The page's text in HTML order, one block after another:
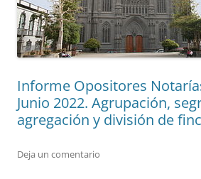
Informe Opositores
Junio 2022. Agrupación,
agregación y división de
Deja un comentario